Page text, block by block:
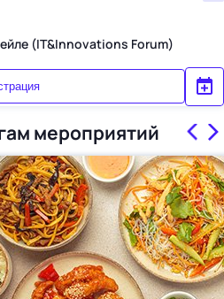
(IT&Innovations Forum)
мероприятий